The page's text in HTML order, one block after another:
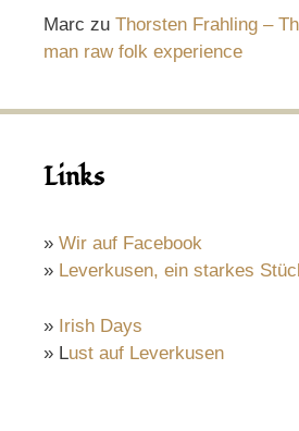
Marc zu Thorsten Frahling –
man raw folk experience
Links
» Wir auf Facebook
» Leverkusen, ein starkes
» Irish Days
» Lust auf Leverkusen